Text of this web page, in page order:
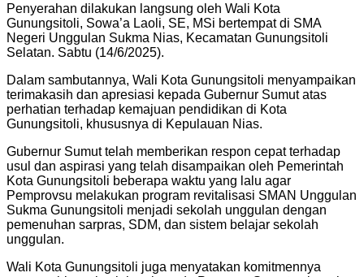
Penyerahan dilakukan langsung oleh Wali Kota
Gunungsitoli, Sowa’a Laoli, SE, MSi bertempat di SMA
Negeri Unggulan Sukma Nias, Kecamatan Gunungsitoli
Selatan. Sabtu (14/6/2025).
Dalam sambutannya, Wali Kota Gunungsitoli menyampaikan
terimakasih dan apresiasi kepada Gubernur Sumut atas
perhatian terhadap kemajuan pendidikan di Kota
Gunungsitoli, khususnya di Kepulauan Nias.
Gubernur Sumut telah memberikan respon cepat terhadap
usul dan aspirasi yang telah disampaikan oleh Pemerintah
Kota Gunungsitoli beberapa waktu yang lalu agar
Pemprovsu melakukan program revitalisasi SMAN Unggulan
Sukma Gunungsitoli menjadi sekolah unggulan dengan
pemenuhan sarpras, SDM, dan sistem belajar sekolah
unggulan.
Wali Kota Gunungsitoli juga menyatakan komitmennya